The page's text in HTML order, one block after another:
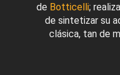
de Botticelli;
de sintetizar su
clásica, tan de